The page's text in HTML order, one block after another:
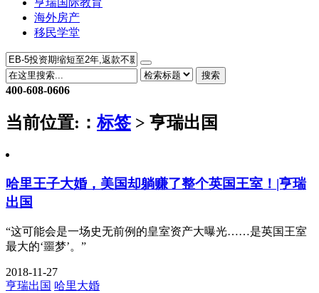
亨瑞国际教育
海外房产
移民学堂
搜索
400-608-0606
当前位置: ：标签 > 亨瑞出国
哈里王子大婚，美国却躺赚了整个英国王室！|亨瑞
出国
“这可能会是一场史无前例的皇室资产大曝光……是英国王室
最大的‘噩梦’。”
2018-11-27
亨瑞出国 哈里大婚